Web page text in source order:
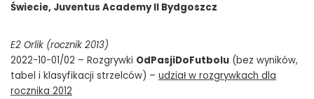
Świecie, Juventus Academy II Bydgoszcz
E2 Orlik (rocznik 2013)
2022-10-01/02 – Rozgrywki OdPasjiDoFutbolu (bez wyników,
tabel i klasyfikacji strzelców) – udział w rozgrywkach dla
rocznika 2012